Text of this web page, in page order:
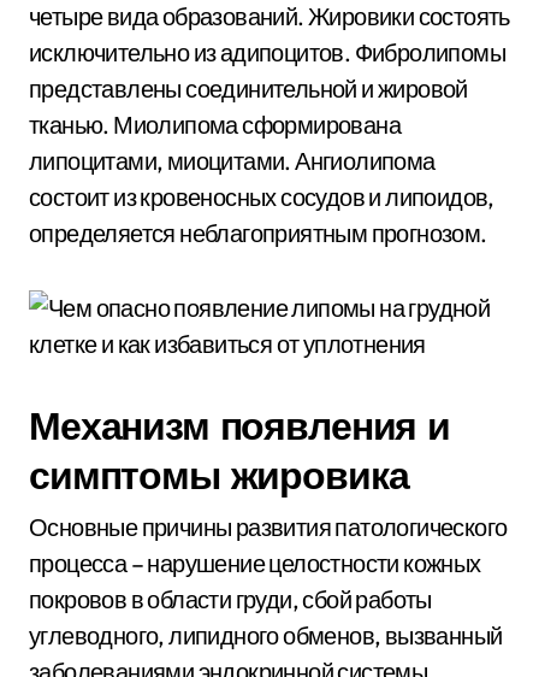
четыре вида образований. Жировики состоять
исключительно из адипоцитов. Фибролипомы
представлены соединительной и жировой
тканью. Миолипома сформирована
липоцитами, миоцитами. Ангиолипома
состоит из кровеносных сосудов и липоидов,
определяется неблагоприятным прогнозом.
Механизм появления и
симптомы жировика
Основные причины развития патологического
процесса – нарушение целостности кожных
покровов в области груди, сбой работы
углеводного, липидного обменов, вызванный